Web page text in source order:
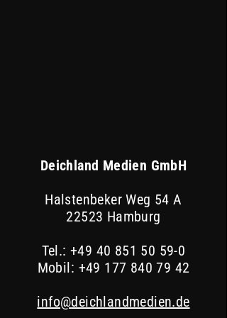
Deichland Medien GmbH
Halstenbeker Weg 54 A
22523 Hamburg
Tel.:+49 40 851 50 59-0
Mobil: +49 177 840 79 42
info@deichlandmedien.de